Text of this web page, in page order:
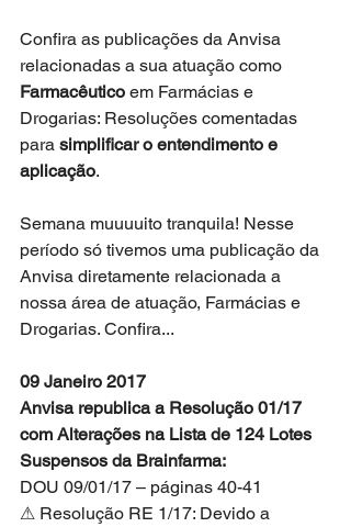
Confira as publicações da Anvisa
relacionadas a sua atuação como
Farmacêutico em Farmácias e
Drogarias: Resoluções comentadas
para simplificar o entendimento e
aplicação.
Semana muuuuito tranquila! Nesse
período só tivemos uma publicação da
Anvisa diretamente relacionada a
nossa área de atuação, Farmácias e
Drogarias. Confira...
09 Janeiro 2017
Anvisa republica a Resolução 01/17
com Alterações na Lista de 124 Lotes
Suspensos da Brainfarma:
DOU 09/01/17 – páginas 40-41
⚠ Resolução RE 1/17: Devido a